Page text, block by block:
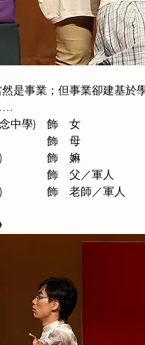
是事業；但事業卻建基
中學)　飾　女
　　　飾　母
　　　飾　嫲
　　　飾　父／軍人
　　　飾　老師／軍人